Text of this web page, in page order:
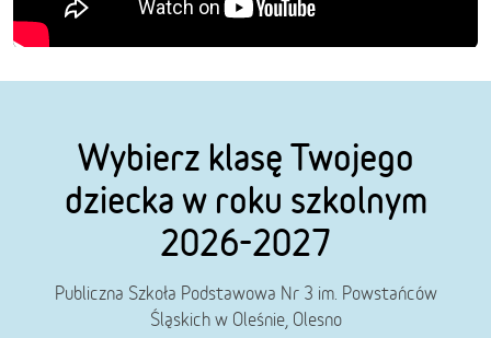
Wybierz klasę Twojego
dziecka w roku szkolnym
2026-2027
Publiczna Szkoła Podstawowa Nr 3 im. Powstańców
Śląskich w Oleśnie, Olesno